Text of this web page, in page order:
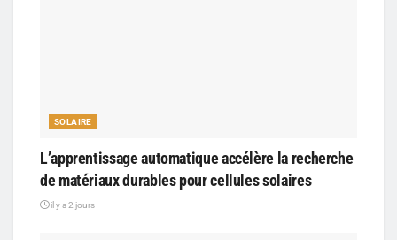
SOLAIRE
L’apprentissage automatique accélère la recherche
de matériaux durables pour cellules solaires
il y a 2 jours